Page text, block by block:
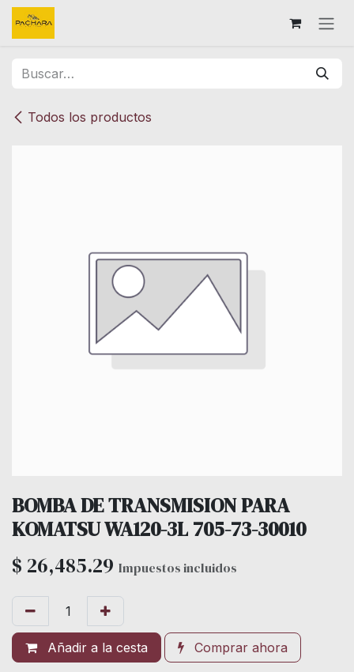
Ir al contenido
Todos los productos
BOMBA DE TRANSMISION PARA
KOMATSU WA120-3L 705-73-30010
$ 26,485.29 Impuestos incluidos
Añadir a la cesta Comprar ahora